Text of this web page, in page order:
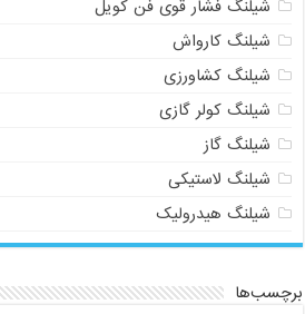
شیلنگ فشار قوی فن کویل
شیلنگ کارواش
شیلنگ کشاورزی
شیلنگ کولر گازی
شیلنگ گاز
شیلنگ لاستیکی
شیلنگ هیدرولیک
برچسب‌ها